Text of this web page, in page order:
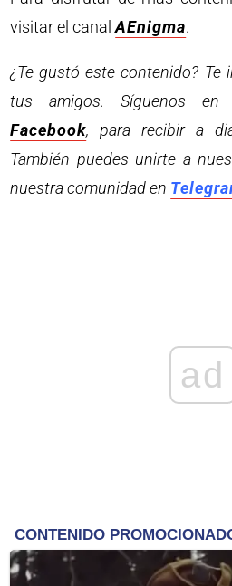
visitar el canalAEnigma.
¿Te gustó este contenido? Te
tus amigos. Síguenos en
Facebook, para recibir a
También puedes unirte a
nuestra comunidad en
ad